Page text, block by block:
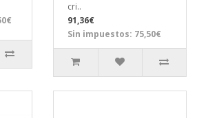
cri..
91,36€
Sin impuestos: 75,50€